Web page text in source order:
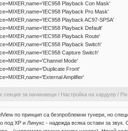
Playback Con Mask'
Playback Pro Mask'
Playback AC97-SPSA'
Playback Default'
Playback Route'
Playback Switch'
Capture Switch'
Mode'
Front'
Amplifier'
секция за начинаещи/ Настройка на хардуер/
по принцип са безпроблемни тунери, но
под XP и Линукс - надежда всяка остави за